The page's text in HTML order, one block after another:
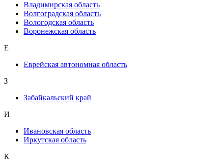
Владимирская область
Волгоградская область
Вологодская область
Воронежская область
Е
Еврейская автономная область
З
Забайкальский край
И
Ивановская область
Иркутская область
К